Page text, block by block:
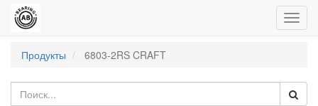
Продукты
6803-2RS CRAFT